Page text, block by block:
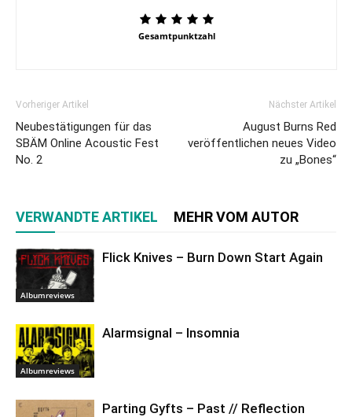
Gesamtpunktzahl
Vorheriger Artikel
Neubestätigungen für das
SBÄM Online Acoustic Fest
No. 2
Nächster Artikel
August Burns Red
veröffentlichen neues Video
zu „Bones“
VERWANDTE ARTIKEL MEHR VOM AUTOR
Albumreviews
Flick Knives – Burn Down Start Again
Albumreviews
Alarmsignal – Insomnia
Parting Gyfts – Past // Reflection